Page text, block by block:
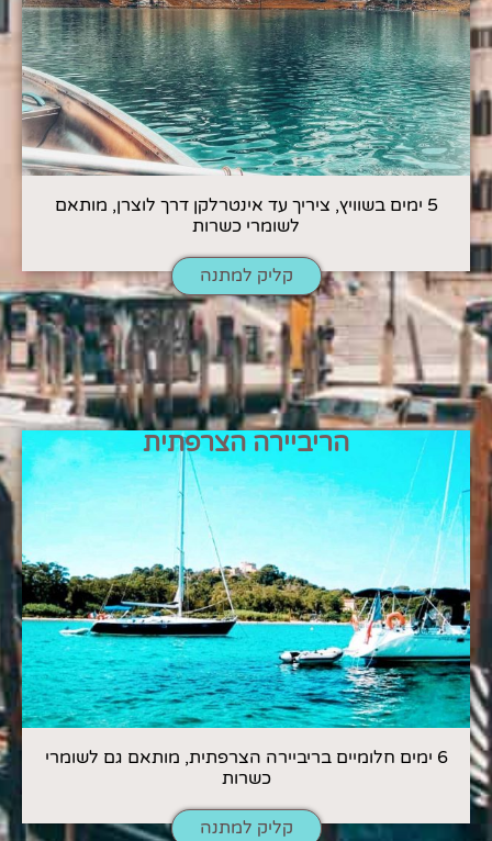
5 ימים בשוויץ, ציריך עד אינטרלקן דרך לוצרן, מותאם
לשומרי כשרות
קליק למתנה
הריביירה הצרפתית
6 ימים חלומיים בריביירה הצרפתית, מותאם גם לשומרי
כשרות
קליק למתנה